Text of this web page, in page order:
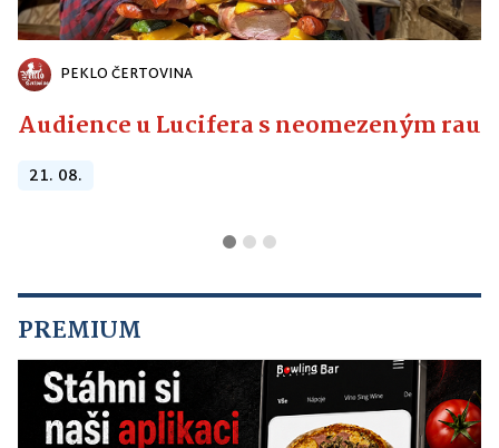
PEKLO ČERTOVINA
Audience u Lucifera s neomezeným
21. 08.
PREMIUM